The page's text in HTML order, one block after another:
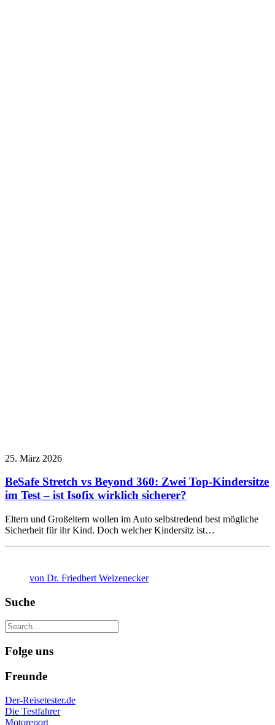
25. März 2026
BeSafe Stretch vs Beyond 360: Zwei Top-Kindersitze
im Test – ist Isofix wirklich sicherer?
Eltern und Großeltern wollen im Auto selbstredend best mögliche
Sicherheit für ihr Kind. Doch welcher Kindersitz ist…
von Dr. Friedbert Weizenecker
Suche
Folge uns
Freunde
Der-Reisetester.de
Die Testfahrer
Motoreport